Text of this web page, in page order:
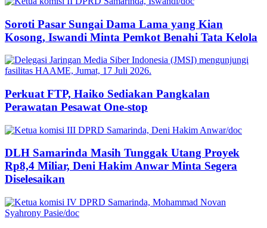
Soroti Pasar Sungai Dama Lama yang Kian
Kosong, Iswandi Minta Pemkot Benahi Tata Kelola
Perkuat FTP, Haiko Sediakan Pangkalan
Perawatan Pesawat One-stop
DLH Samarinda Masih Tunggak Utang Proyek
Rp8,4 Miliar, Deni Hakim Anwar Minta Segera
Diselesaikan